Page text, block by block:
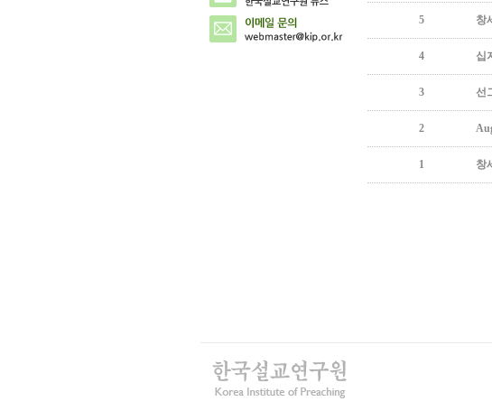
5 창
4 십
3 선
2
1 창